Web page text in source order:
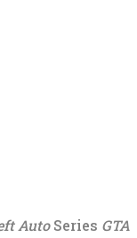
AutoSeries GTA